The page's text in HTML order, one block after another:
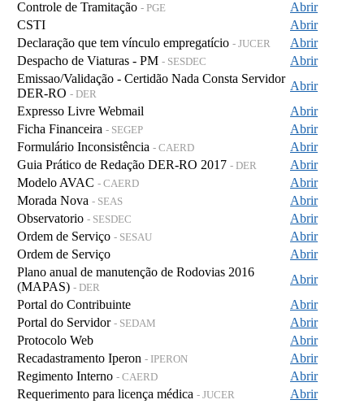
Controle de Tramitação - PGE
Abrir
CSTI
Abrir
Declaração que tem vínculo empregatício - JUCER
Abrir
Despacho de Viaturas - PM - SESDEC
Abrir
Emissao/Validação - Certidão Nada Consta Servidor
DER-RO - DER
Abrir
Expresso Livre Webmail
Abrir
Ficha Financeira - SEGEP
Abrir
Formulário Inconsistência - CAERD
Abrir
Guia Prático de Redação DER-RO 2017 - DER
Abrir
Modelo AVAC - CAERD
Abrir
Morada Nova - SEAS
Abrir
Observatorio - SESDEC
Abrir
Ordem de Serviço - SESAU
Abrir
Ordem de Serviço
Abrir
Plano anual de manutenção de Rodovias 2016
(MAPAS) - DER
Abrir
Portal do Contribuinte
Abrir
Portal do Servidor - SEDAM
Abrir
Protocolo Web
Abrir
Recadastramento Iperon - IPERON
Abrir
Regimento Interno - CAERD
Abrir
Requerimento para licença médica - JUCER
Abrir